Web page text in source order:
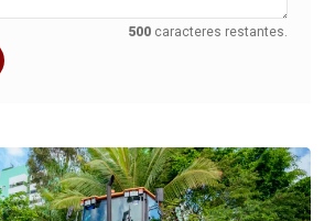
500 caracteres restantes.